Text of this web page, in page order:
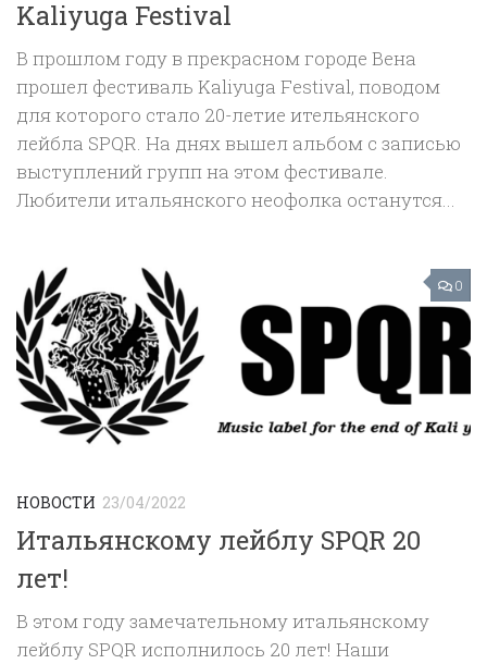
Kaliyuga Festival
В прошлом году в прекрасном городе Вена
прошел фестиваль Kaliyuga Festival, поводом
для которого стало 20-летие ительянского
лейбла SPQR. На днях вышел альбом с записью
выступлений групп на этом фестивале.
Любители итальянского неофолка останутся...
0
НОВОСТИ 23/04/2022
Итальянскому лейблу SPQR 20
лет!
В этом году замечательному итальянскому
лейблу SPQR исполнилось 20 лет! Наши